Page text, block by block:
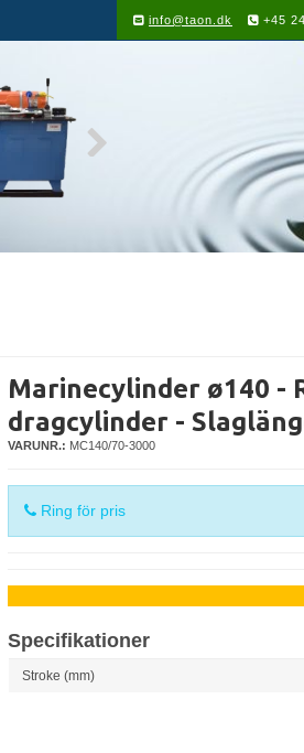
info@taon.dk +45
Marinecylinder ø140 -
dragcylinder -
VARUNR.: MC140/70-3000
Ring för pris
Specifikationer
Stroke (mm)